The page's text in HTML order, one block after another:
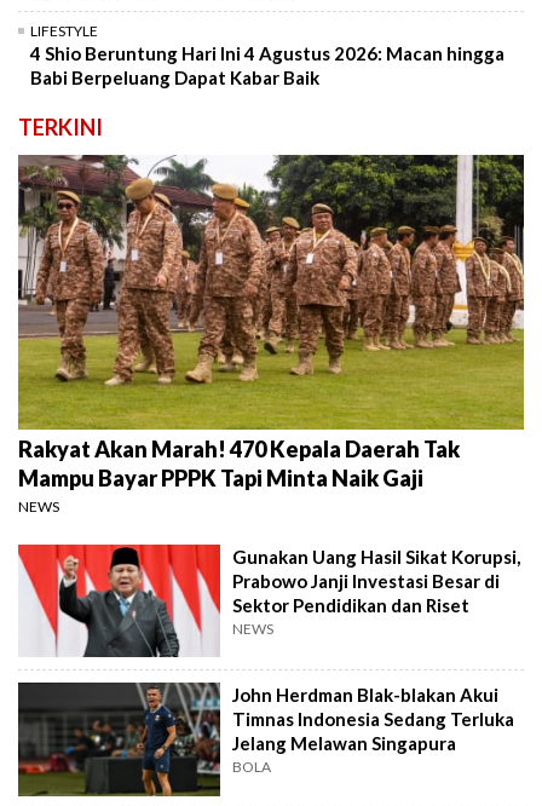
LIFESTYLE
4 Shio Beruntung Hari Ini 4 Agustus 2026: Macan hingga
Babi Berpeluang Dapat Kabar Baik
TERKINI
Rakyat Akan Marah! 470 Kepala Daerah Tak
Mampu Bayar PPPK Tapi Minta Naik Gaji
NEWS
Gunakan Uang Hasil Sikat Korupsi,
Prabowo Janji Investasi Besar di
Sektor Pendidikan dan Riset
NEWS
John Herdman Blak-blakan Akui
Timnas Indonesia Sedang Terluka
Jelang Melawan Singapura
BOLA